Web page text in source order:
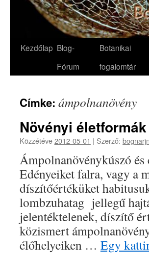
Kezdőlap Blog-
Fórum
Botanikai
fogalomtár
Címke: ámpolnanövény
Növényi
Közzétéve2012-05-01 | Szerző: bognarjn
Ámpolnanövénykúszó
Edényeiket falra, vagy a
díszítőértéküket
lombzuhatag jellegű
jelentéktelenek, díszítő
közismert
élőhelyeiken … Egy